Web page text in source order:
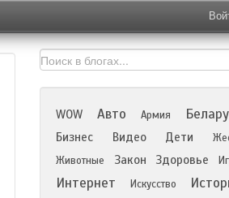
WOW Авто Армия
Бизнес Видео Дети
Животные
Закон Здоровье
Интернет Искусство